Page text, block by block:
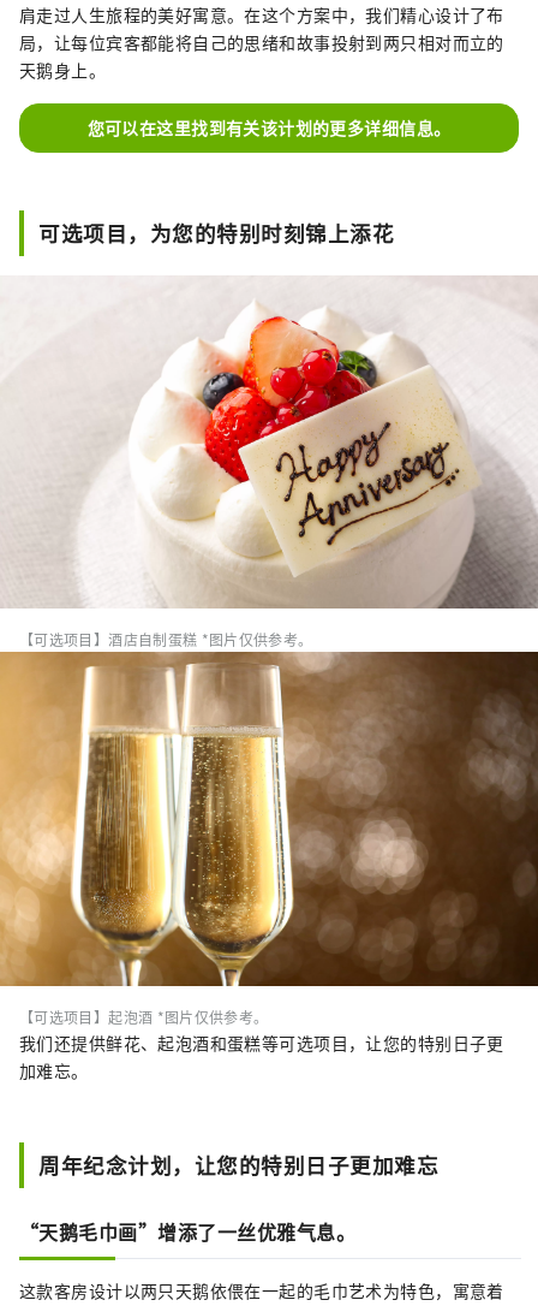
肩走过人生旅程的美好寓意。在这个方案中，我们精心设计了布
局，让每位宾客都能将自己的思绪和故事投射到两只相对而立的
天鹅身上。
您可以在这里找到有关该计划的更多详细信息。
可选项目，为您的特别时刻锦上添花
【可选项目】酒店自制蛋糕 *图片仅供参考。
【可选项目】起泡酒 *图片仅供参考。
我们还提供鲜花、起泡酒和蛋糕等可选项目，让您的特别日子更
加难忘。
周年纪念计划，让您的特别日子更加难忘
“天鹅毛巾画”增添了一丝优雅气息。
这款客房设计以两只天鹅依偎在一起的毛巾艺术为特色，寓意着